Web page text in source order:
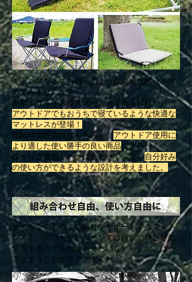
キャンプなどでも自宅のような快適な眠りを求
めてみませんか？
創業１３４年の寝具メーカーである弊社から、
アウトドアでもおうちで寝ているような快適な
マットレスが登場！
睡眠時の快適性はもちろん、 アウトドア使用に
より適した使い勝手の良い商品 にするべく、
様々なご使用シーンに合わせて、より自分好み
の使い方ができるような設計を考えました。
せっかくの心地よい眠りをサポートするマット
レスも、アウトドアシーンでは睡眠の時だけに
使用するのであればもったいないし、かさばっ
てしまうことがネックでした。